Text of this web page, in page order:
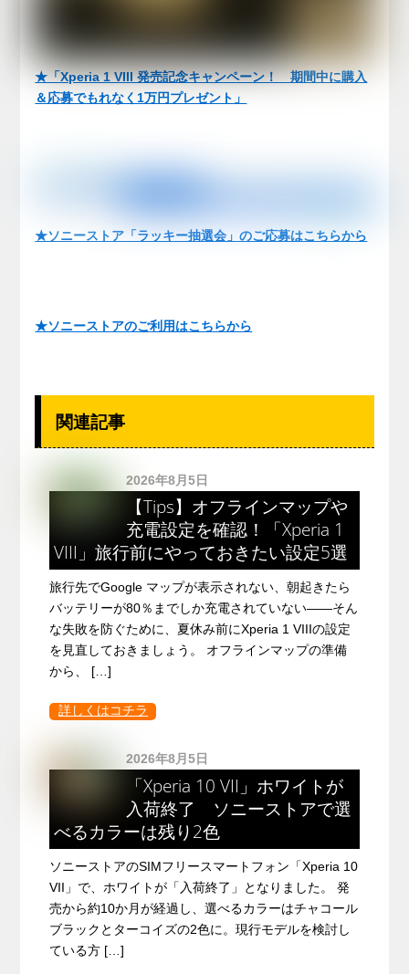
★「Xperia 1 VIII 発売記念キャンペーン！ 期間中に購入
＆応募でもれなく1万円プレゼント」
★ソニーストア「ラッキー抽選会」のご応募はこちらから
★ソニーストアのご利用はこちらから
関連記事
2026年8月5日
【Tips】オフラインマップや
充電設定を確認！「Xperia 1
VIII」旅行前にやっておきたい設定5選
旅行先でGoogle マップが表示されない、朝起きたら
バッテリーが80％までしか充電されていない――そん
な失敗を防ぐために、夏休み前にXperia 1 VIIIの設定
を見直しておきましょう。 オフラインマップの準備
から、 […]
詳しくはコチラ
2026年8月5日
「Xperia 10 VII」ホワイトが
入荷終了 ソニーストアで選
べるカラーは残り2色
ソニーストアのSIMフリースマートフォン「Xperia 10
VII」で、ホワイトが「入荷終了」となりました。 発
売から約10か月が経過し、選べるカラーはチャコール
ブラックとターコイズの2色に。現行モデルを検討し
ている方 […]